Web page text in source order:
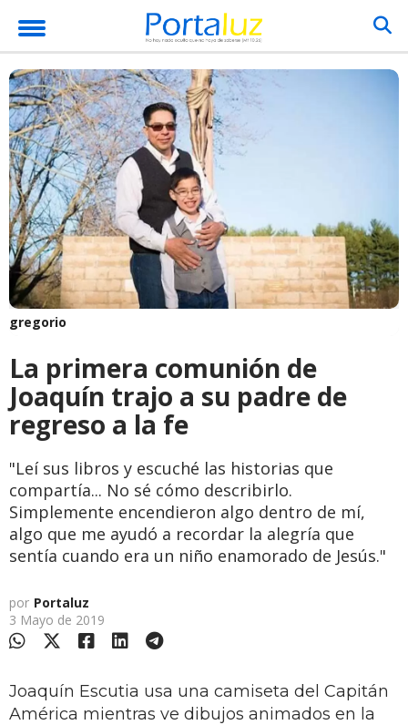
gregorio
La primera comunión de
Joaquín trajo a su padre de
regreso a la fe
"Leí sus libros y escuché las historias que
compartía... No sé cómo describirlo.
Simplemente encendieron algo dentro de mí,
algo que me ayudó a recordar la alegría que
sentía cuando era un niño enamorado de Jesús."
por Portaluz
3 Mayo de 2019
Joaquín Escutia usa una camiseta del Capitán
América mientras ve dibujos animados en la